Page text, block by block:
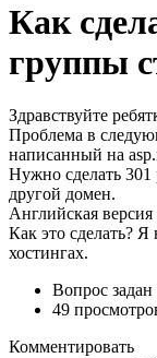
Как
группы
Здравствуйте
Проблема в
написанный на
Нужно сделать 301
другой домен.
Английская
Как это сделать?
хостингах.
Вопрос задан
49
Комментировать